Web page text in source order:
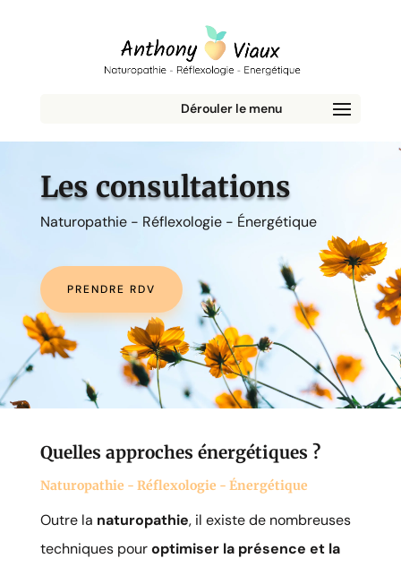
Les consultations
Naturopathie - Réflexologie - Énergétique
PRENDRE RDV
Quelles approches énergétiques ?
Naturopathie - Réflexologie - Énergétique
Outre la naturopathie, il existe de nombreuses
techniques pouroptimiser la présence et la